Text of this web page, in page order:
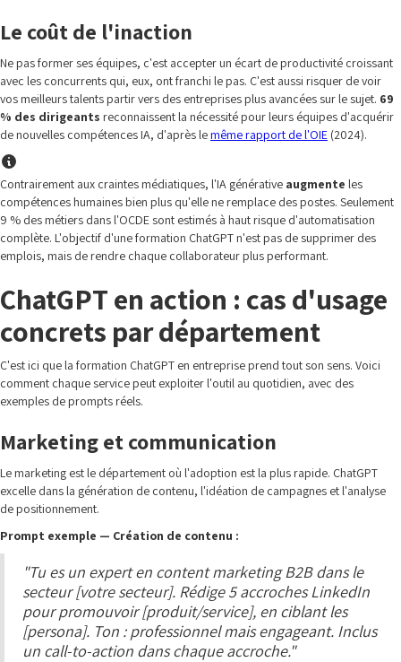
Le coût de l'inaction
Ne pas former ses équipes, c'est accepter un écart de productivité croissant
avec les concurrents qui, eux, ont franchi le pas. C'est aussi risquer de voir
vos meilleurs talents partir vers des entreprises plus avancées sur le sujet. 69
% des dirigeants reconnaissent la nécessité pour leurs équipes d'acquérir
de nouvelles compétences IA, d'après lemême rapport de l'OIE (2024).
Contrairement aux craintes médiatiques, l'IA générative augmente les
compétences humaines bien plus qu'elle ne remplace des postes. Seulement
9 % des métiers dans l'OCDE sont estimés à haut risque d'automatisation
complète. L'objectif d'une formation ChatGPT n'est pas de supprimer des
emplois, mais de rendre chaque collaborateur plus performant.
ChatGPT en action : cas d'usage
concrets par département
C'est ici que la formation ChatGPT en entreprise prend tout son sens. Voici
comment chaque service peut exploiter l'outil au quotidien, avec des
exemples de prompts réels.
Marketing et communication
Le marketing est le département où l'adoption est la plus rapide. ChatGPT
excelle dans la génération de contenu, l'idéation de campagnes et l'analyse
de positionnement.
Prompt exemple — Création de contenu :
"Tu es un expert en content marketing B2B dans le
secteur [votre secteur]. Rédige 5 accroches LinkedIn
pour promouvoir [produit/service], en ciblant les
[persona]. Ton : professionnel mais engageant. Inclus
un call-to-action dans chaque accroche."